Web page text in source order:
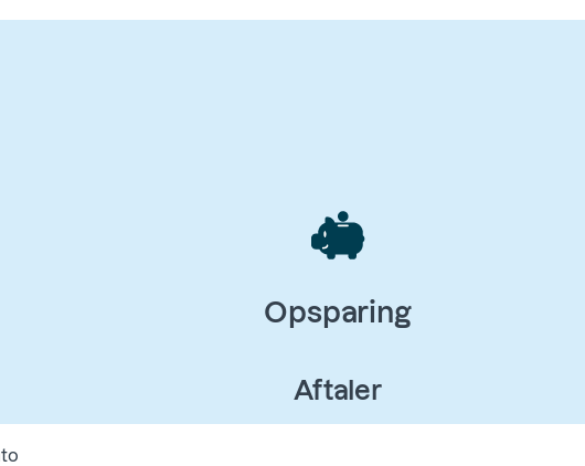
Opsparing
Aftaler